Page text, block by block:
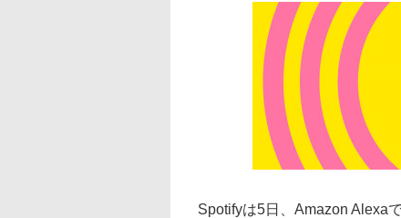
Spotifyは5日、Amazon Alexa